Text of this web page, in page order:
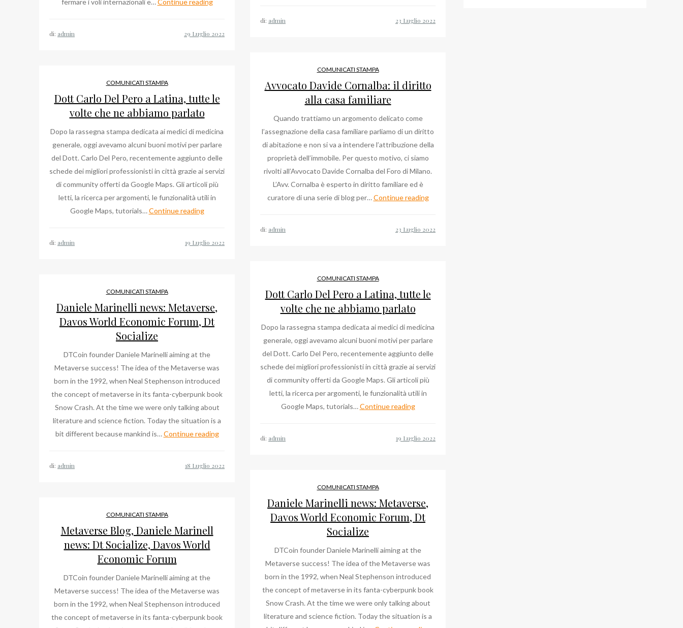
fermare i voli internazionali e…Continue reading
Duomo
di
di: admin
di: admin
COMUNICATI STAMPA
Avvocato Davide Cornalba: il diritto
alla casa familiare
Quando trattiamo un argomento delicato come
l’assegnazione della casa familiare parliamo di un diritto
di abitazione e non si va a intendere l’attribuzione della
proprietà dell’immobile. Per questo motivo, ci siamo
rivolti all’Avvocato Davide Cornalba del Foro di Milano.
L’Avv. Cornalba è esperto in diritto familiare ed è
curatore di una serie di blog per…Continue readingAvvocato
di: admin
COMUNICATI STAMPA
Dott Carlo Del Pero a Latina, tutte le
volte che ne abbiamo parlato
Dopo la rassegna stampa dedicata ai medici di medicina
generale, oggi avevamo alcuni buoni motivi per parlare
del Dott. Carlo Del Pero, recentemente aggiunto delle
schede dei migliori professionisti in città grazie ai servizi
di community offerti da Google Maps. Gli articoli più
letti, la ricerca per argomenti, le funzionalità utili in
Google Maps, tutorials…Continue readingDott
volte
che
abbiamo
parlato
di: admin
COMUNICATI STAMPA
Dott Carlo Del Pero a Latina, tutte le
volte che ne abbiamo parlato
Dopo la rassegna stampa dedicata ai medici di medicina
generale, oggi avevamo alcuni buoni motivi per parlare
del Dott. Carlo Del Pero, recentemente aggiunto delle
schede dei migliori professionisti in città grazie ai servizi
di community offerti da Google Maps. Gli articoli più
letti, la ricerca per argomenti, le funzionalità utili in
Google Maps, tutorials…Continue readingDott
volte
che
abbiamo
parlato
di: admin
COMUNICATI STAMPA
Daniele Marinelli news: Metaverse,
Davos World Economic Forum, Dt
Socialize
DTCoin founder Daniele Marinelli aiming at the
Metaverse success! The idea of the Metaverse was
born in the 1992, when Neal Stephenson introduced
the concept of metaverse in its fanta-cyberpunk book
Snow Crash. At the time we were only talking about
literature and science fiction. Today the situation is a
bit different because mankind is…Continue readingDaniele
di: admin
COMUNICATI STAMPA
Daniele Marinelli news: Metaverse,
Davos World Economic Forum, Dt
Socialize
DTCoin founder Daniele Marinelli aiming at the
Metaverse success! The idea of the Metaverse was
born in the 1992, when Neal Stephenson introduced
the concept of metaverse in its fanta-cyberpunk book
Snow Crash. At the time we were only talking about
literature and science fiction. Today the situation is a
COMUNICATI STAMPA
Metaverse Blog, Daniele Marinell
news: Dt Socialize, Davos World
Economic Forum
DTCoin founder Daniele Marinelli aiming at the
Metaverse success! The idea of the Metaverse was
born in the 1992, when Neal Stephenson introduced
the concept of metaverse in its fanta-cyberpunk book